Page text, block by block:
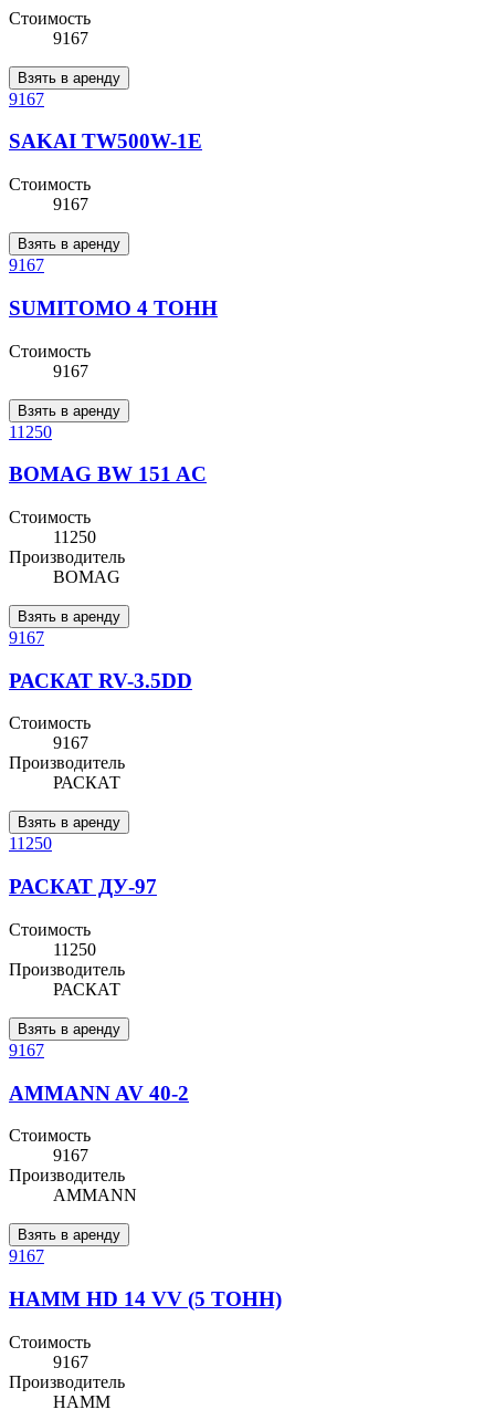
Стоимость
9167
Взять в аренду
9167
SAKAI TW500W-1E
Стоимость
9167
Взять в аренду
9167
SUMITOMO 4 ТОНН
Стоимость
9167
Взять в аренду
11250
BOMAG BW 151 AC
Стоимость
11250
Производитель
BOMAG
Взять в аренду
9167
РАСКАТ RV-3.5DD
Стоимость
9167
Производитель
РАСКАТ
Взять в аренду
11250
РАСКАТ ДУ-97
Стоимость
11250
Производитель
РАСКАТ
Взять в аренду
9167
AMMANN AV 40-2
Стоимость
9167
Производитель
AMMANN
Взять в аренду
9167
HAMM HD 14 VV (5 ТОНН)
Стоимость
9167
Производитель
HAMM